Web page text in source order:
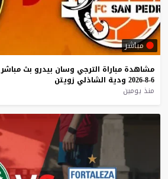
مباشر
مشاهدة مباراة الترجي وسان بيدرو بث مباشر
6-8-2026
ودية الشاذلي زويتن
منذ يومين